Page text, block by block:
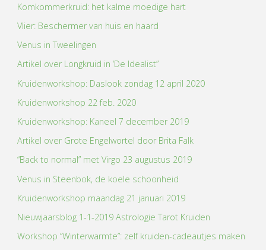
Komkommerkruid: het kalme moedige hart
Vlier: Beschermer van huis en haard
Venus in Tweelingen
Artikel over Longkruid in ‘De Idealist”
Kruidenworkshop: Daslook zondag 12 april 2020
Kruidenworkshop 22 feb. 2020
Kruidenworkshop: Kaneel 7 december 2019
Artikel over Grote Engelwortel door Brita Falk
“Back to normal” met Virgo 23 augustus 2019
Venus in Steenbok, de koele schoonheid
Kruidenworkshop maandag 21 januari 2019
Nieuwjaarsblog 1-1-2019 Astrologie Tarot Kruiden
Workshop “Winterwarmte”: zelf kruiden-cadeautjes maken